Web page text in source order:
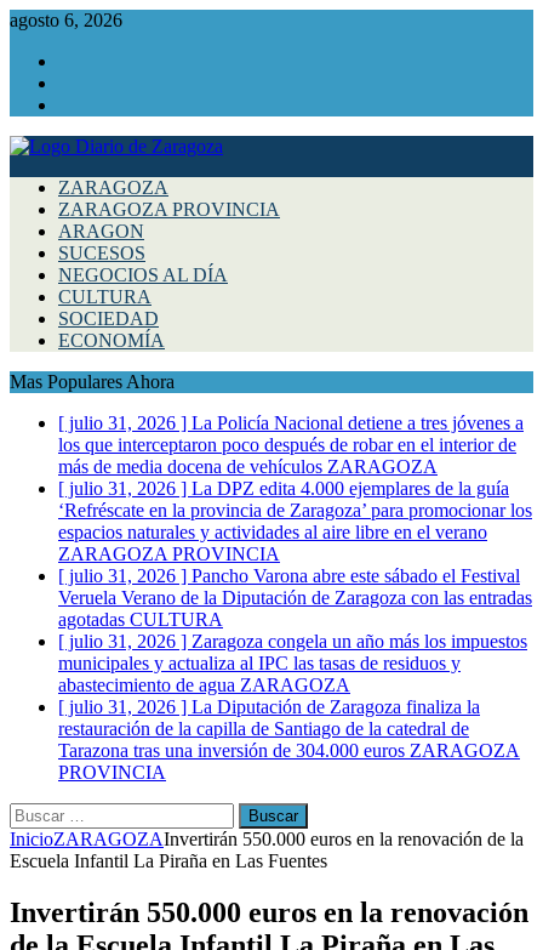
agosto 6, 2026
ZARAGOZA
ZARAGOZA PROVINCIA
ARAGON
SUCESOS
NEGOCIOS AL DÍA
CULTURA
SOCIEDAD
ECONOMÍA
Mas Populares Ahora
[ julio 31, 2026 ] La Policía Nacional detiene a tres jóvenes a
los que interceptaron poco después de robar en el interior de
más de media docena de vehículos ZARAGOZA
[ julio 31, 2026 ] La DPZ edita 4.000 ejemplares de la guía
‘Refréscate en la provincia de Zaragoza’ para promocionar los
espacios naturales y actividades al aire libre en el verano
ZARAGOZA PROVINCIA
[ julio 31, 2026 ] Pancho Varona abre este sábado el Festival
Veruela Verano de la Diputación de Zaragoza con las entradas
agotadas CULTURA
[ julio 31, 2026 ] Zaragoza congela un año más los impuestos
municipales y actualiza al IPC las tasas de residuos y
abastecimiento de agua ZARAGOZA
[ julio 31, 2026 ] La Diputación de Zaragoza finaliza la
restauración de la capilla de Santiago de la catedral de
Tarazona tras una inversión de 304.000 euros ZARAGOZA
PROVINCIA
Buscar:
InicioZARAGOZAInvertirán 550.000 euros en la renovación de la
Escuela Infantil La Piraña en Las Fuentes
Invertirán 550.000 euros en la renovación